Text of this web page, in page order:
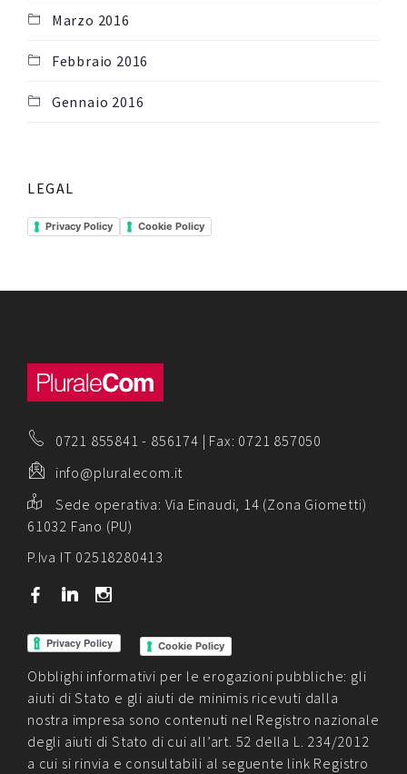
Marzo 2016
Febbraio 2016
Gennaio 2016
LEGAL
Privacy Policy Cookie Policy
0721 855841 - 856174 | Fax: 0721 857050
info@pluralecom.it
Sede operativa: Via Einaudi, 14 (Zona Giometti)
61032 Fano (PU)
P.Iva IT 02518280413
b j x
Cookie Policy
Obblighi informativi per le erogazioni pubbliche: gli
aiuti di Stato e gli aiuti de minimis ricevuti dalla
nostra impresa sono contenuti nel Registro nazionale
degli aiuti di Stato di cui all’art. 52 della L. 234/2012
a cui si rinvia e consultabili al seguente link Registro